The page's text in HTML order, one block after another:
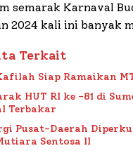
semarak Karnaval
2024 kali ini banyak
Terkait
Siap Ramaikan
HUT RI ke -81 di
Terbakar
Pusat-Daerah
Sentosa II